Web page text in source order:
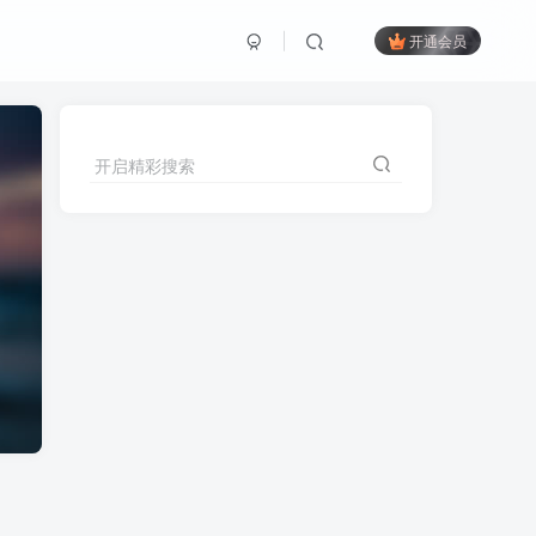
开通会员
开启精彩搜索